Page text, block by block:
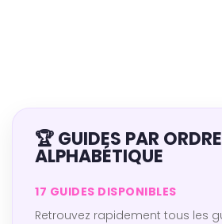
🏆 GUIDES PAR ORDRE
ALPHABÉTIQUE
17 GUIDES DISPONIBLES
Retrouvez rapidement tous les